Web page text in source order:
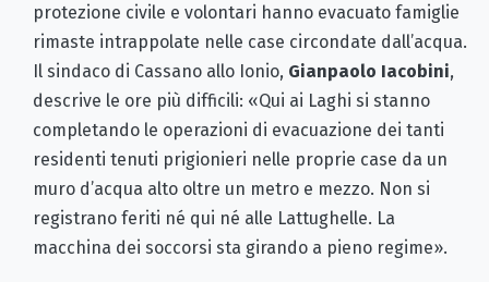
protezione civile e volontari hanno evacuato famiglie
rimaste intrappolate nelle case circondate dall’acqua.
Il sindaco di Cassano allo Ionio, Gianpaolo Iacobini,
descrive le ore più difficili: «Qui ai Laghi si stanno
completando le operazioni di evacuazione dei tanti
residenti tenuti prigionieri nelle proprie case da un
muro d’acqua alto oltre un metro e mezzo. Non si
registrano feriti né qui né alle Lattughelle. La
macchina dei soccorsi sta girando a pieno regime».